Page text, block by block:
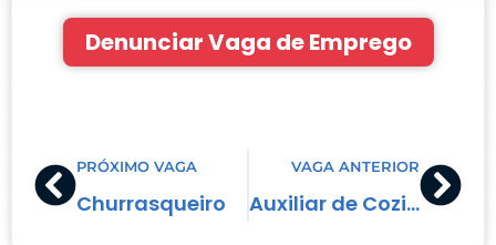
Denunciar Vaga de Emprego
Prev
PRÓXIMO VAGA
Churrasqueiro
VAGA ANTERIOR
Auxiliar de Cozinha